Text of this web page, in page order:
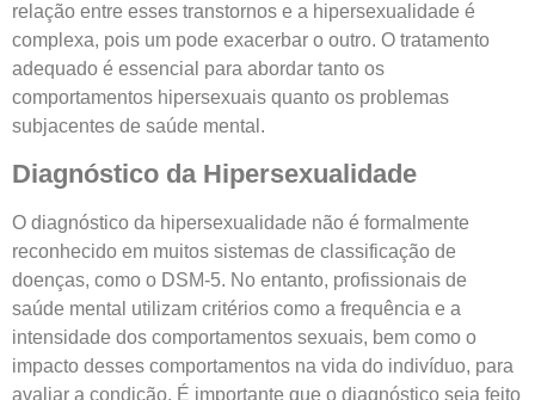
relação entre esses transtornos e a hipersexualidade é
complexa, pois um pode exacerbar o outro. O tratamento
adequado é essencial para abordar tanto os
comportamentos hipersexuais quanto os problemas
subjacentes de saúde mental.
Diagnóstico da Hipersexualidade
O diagnóstico da hipersexualidade não é formalmente
reconhecido em muitos sistemas de classificação de
doenças, como o DSM-5. No entanto, profissionais de
saúde mental utilizam critérios como a frequência e a
intensidade dos comportamentos sexuais, bem como o
impacto desses comportamentos na vida do indivíduo, para
avaliar a condição. É importante que o diagnóstico seja feito